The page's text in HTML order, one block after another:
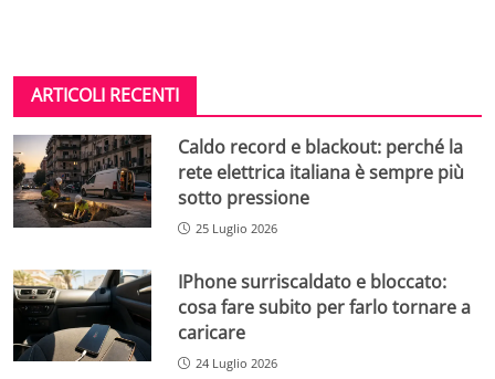
ARTICOLI RECENTI
Caldo record e blackout: perché la
rete elettrica italiana è sempre più
sotto pressione
25 Luglio 2026
IPhone surriscaldato e bloccato:
cosa fare subito per farlo tornare a
caricare
24 Luglio 2026